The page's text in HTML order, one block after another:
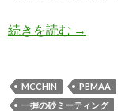
続きを読む 一握の
→
MCCHIN PBMAA
一握の砂ミーティング